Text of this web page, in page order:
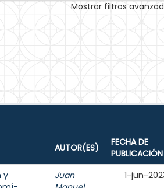
Mostrar filtros
AUTOR(ES)
FECHA DE
PUBLICACIÓN
y
Juan
1-jun-